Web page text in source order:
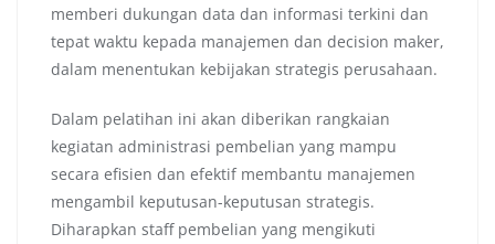
memberi dukungan data dan informasi terkini dan
tepat waktu kepada manajemen dan decision maker,
dalam menentukan kebijakan strategis perusahaan.
Dalam pelatihan ini akan diberikan rangkaian
kegiatan administrasi pembelian yang mampu
secara efisien dan efektif membantu manajemen
mengambil keputusan-keputusan strategis.
Diharapkan staff pembelian yang mengikuti